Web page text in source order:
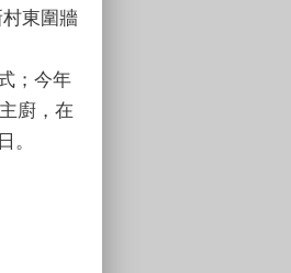
東圍牆
；今年
廚，在
。